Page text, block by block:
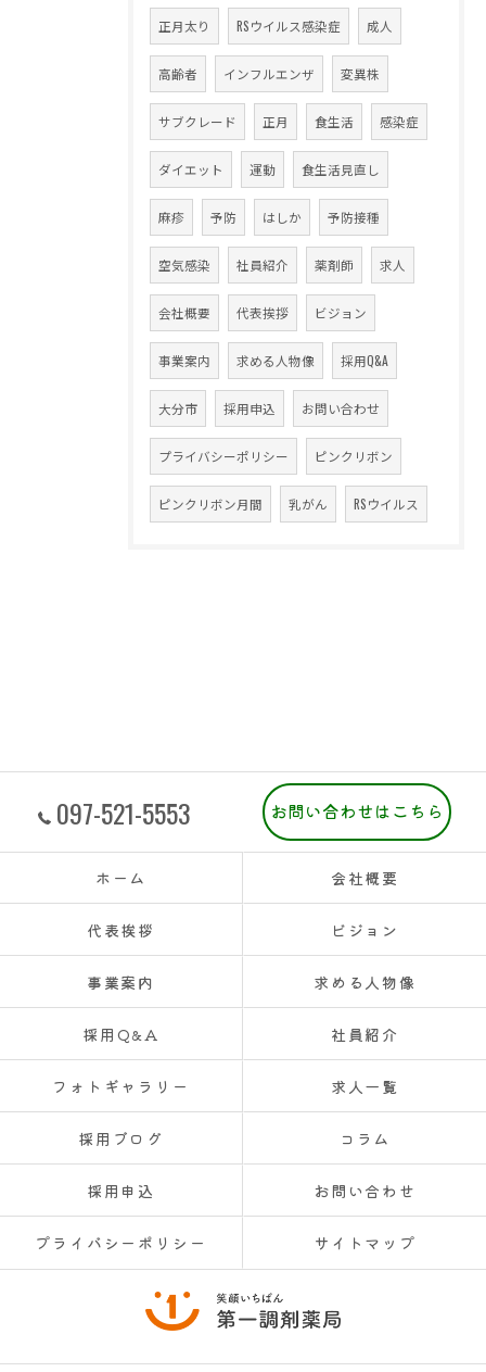
正月太り RSウイルス感染症 成人
高齢者 インフルエンザ 変異株
サブクレード 正月 食生活 感染症
ダイエット 運動 食生活見直し
麻疹 予防 はしか 予防接種
空気感染 社員紹介 薬剤師 求人
会社概要 代表挨拶 ビジョン
事業案内 求める人物像 採用Q&A
大分市 採用申込 お問い合わせ
プライバシーポリシー ピンクリボン
ピンクリボン月間 乳がん RSウイルス
097-521-5553 お問い合わせはこちら
ホーム 会社概要
代表挨拶 ビジョン
事業案内 求める人物像
採用Q&A 社員紹介
フォトギャラリー 求人一覧
採用ブログ コラム
採用申込 お問い合わせ
プライバシーポリシー サイトマップ